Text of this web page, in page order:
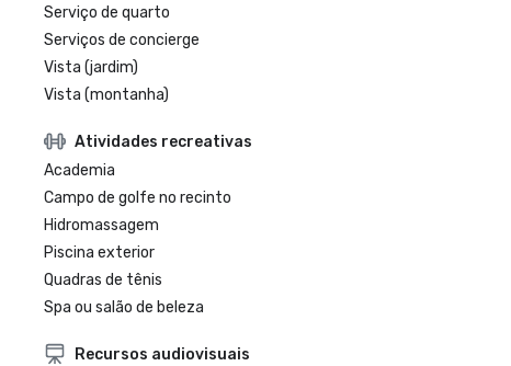
Serviço de quarto
Serviços de concierge
Vista (jardim)
Vista (montanha)
Atividades recreativas
Academia
Campo de golfe no recinto
Hidromassagem
Piscina exterior
Quadras de tênis
Spa ou salão de beleza
Recursos audiovisuais